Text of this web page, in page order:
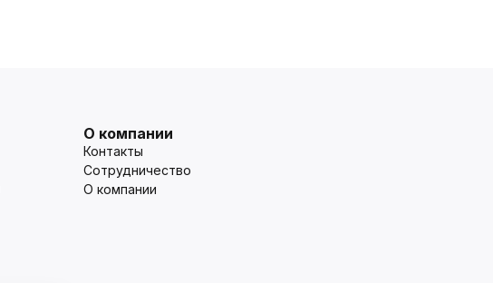
О компании
Контакты
Сотрудничество
О компании